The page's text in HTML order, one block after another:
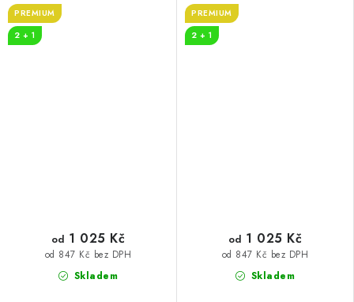
PREMIUM
2 + 1
Skladem
od 847 Kč bez DPH
od 1 025 Kč
PREMIUM
2 + 1
Skladem
od 847 Kč bez DPH
od 1 025 Kč